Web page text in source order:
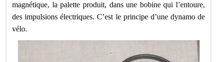
magnétique, la palette produit, dans une bobine qui l’entoure,
des impulsions électriques. C’est le principe d’une dynamo de
vélo.